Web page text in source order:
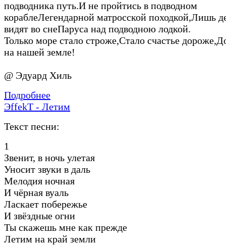
подводника путь.И не пройтись в подводном
кораблеЛегендарной матросской походкой,Лишь
видят во снеПаруса над подводною лодкой.
Только море стало строже,Стало счастье
на нашей земле!
@ Эдуард Хиль
Подробнее
ЭffekT - Летим
Текст песни:
1
Звенит, в ночь улетая
Уносит звуки в даль
Мелодия ночная
И чёрная вуаль
Ласкает побережье
И звёздные огни
Ты скажешь мне как прежде
Летим на край земли